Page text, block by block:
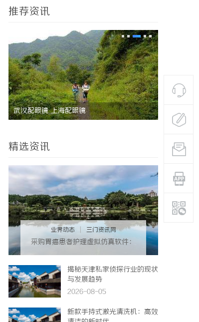
推荐资讯
武汉配眼镜 上海配眼镜 国际品牌
境维权中
精选资讯
业界动态 三门资讯网
采购胃癌患者护理虚拟仿真软件：
揭秘天津私家侦探行业的现状
与发展趋势
2026-08-05
新款手持式激光清洗机：高效